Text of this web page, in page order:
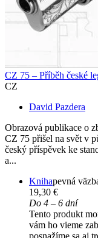
CZ 75 – Příběh české
CZ
David Pazdera
Obrazová publikace o
CZ 75 přišel na svět v
český příspěvek ke
a...
Knihapevná
19,30 €
Do 4 – 6 dní
Tento produkt
vám ho vieme